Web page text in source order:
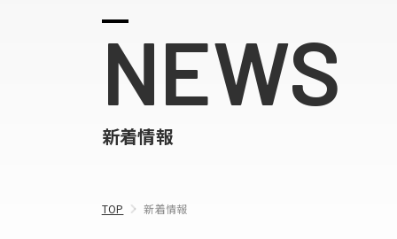
NEWS
新着情報
TOP 新着情報